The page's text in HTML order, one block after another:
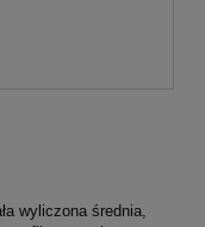
wyliczona średnia,